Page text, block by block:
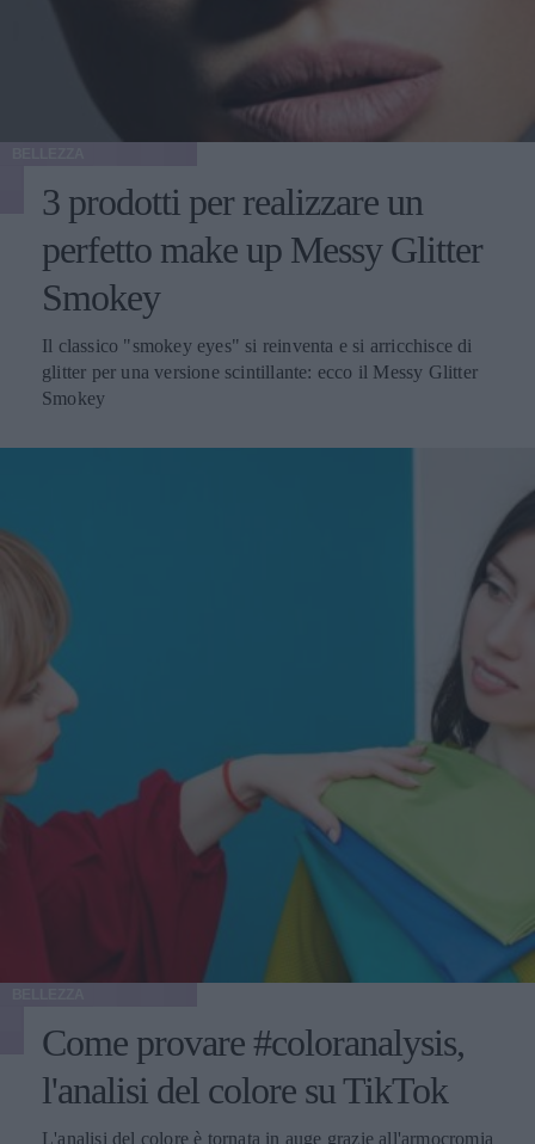
3 prodotti per realizzare un
perfetto make up Messy Glitter
Smokey
Il classico "smokey eyes" si reinventa e si arricchisce di
glitter per una versione scintillante: ecco il Messy Glitter
Smokey
Come provare #coloranalysis,
l'analisi del colore su TikTok
L'analisi del colore è tornata in auge grazie all'armocromia